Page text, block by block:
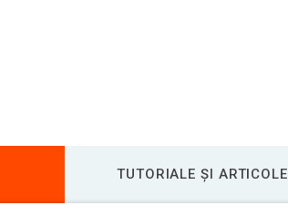
TUTORIALE ȘI ARTICOLE